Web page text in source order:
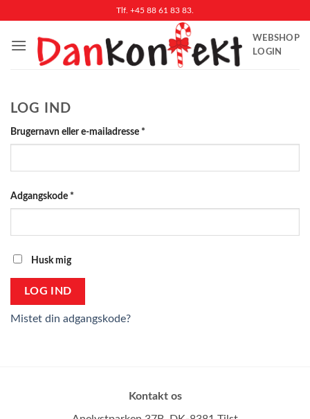
indhold
Tlf. +45 88 61 83 83.
WEBSHOP
LOGIN
LOG IND
Brugernavn eller e-mailadresse *
Adgangskode *
Husk mig
LOG IND
Mistet din adgangskode?
Kontakt os